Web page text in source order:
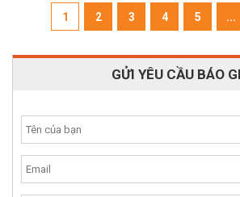
1 2 3 4 5 ...
GỬI YÊU CẦU BÁO